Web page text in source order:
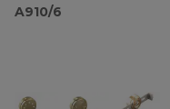
A910/6